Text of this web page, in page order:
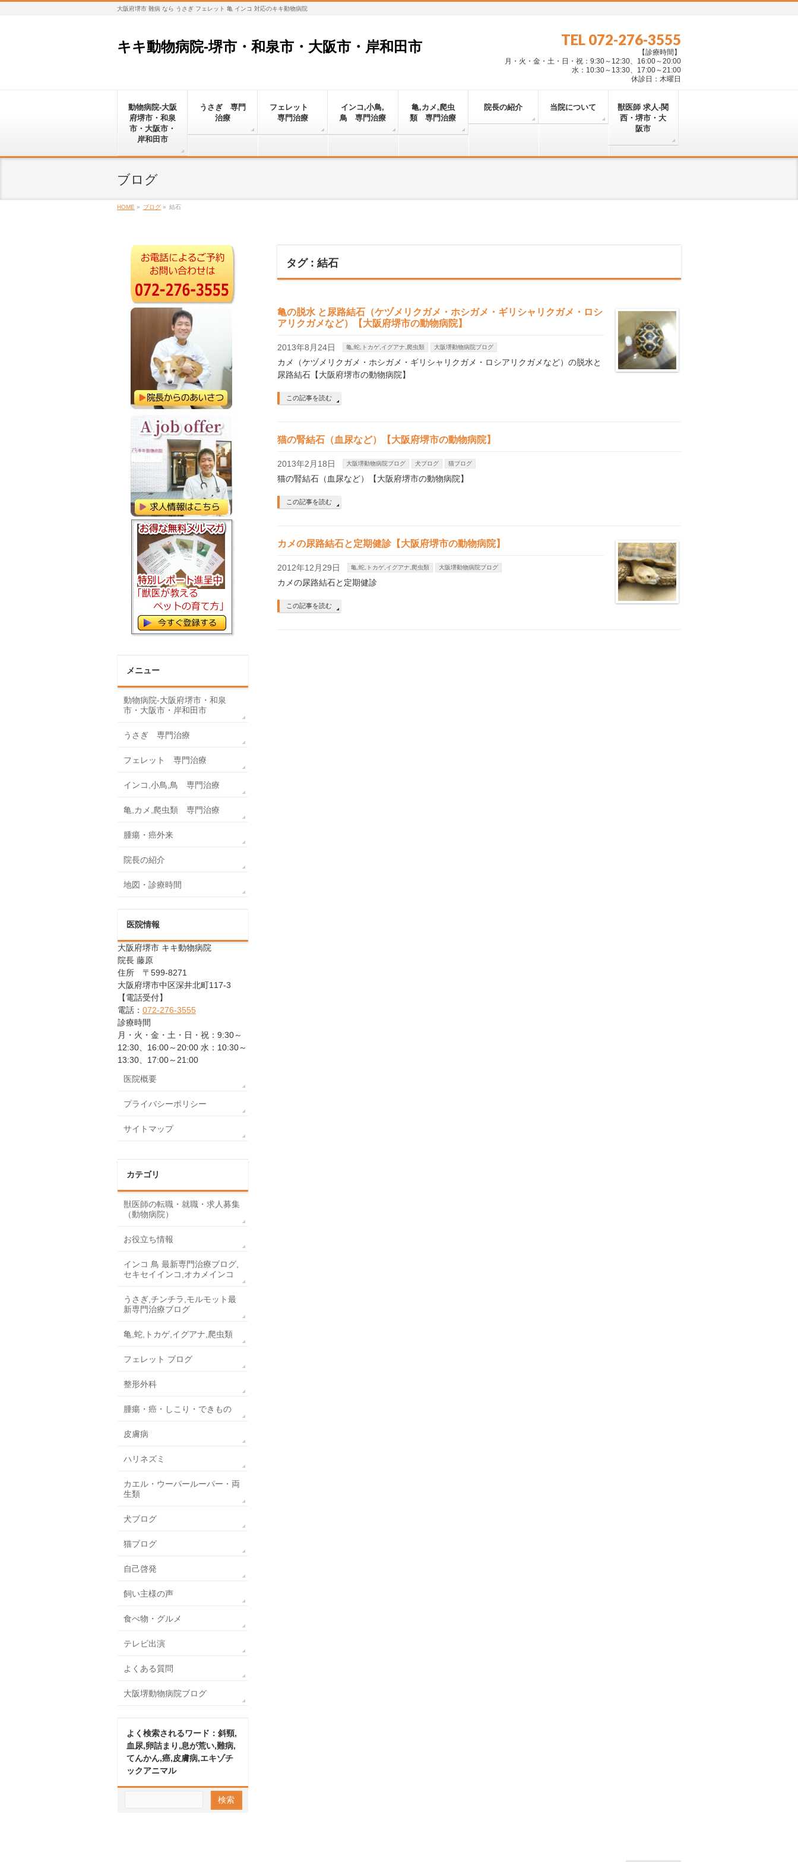
大阪府堺市 難病 なら うさぎ フェレット 亀 インコ 対応のキキ動物病院
キキ動物病院-堺市・和泉市・大阪市・岸和田市 TEL 072-276-3555
【診療時間】
月・火・金・土・日・祝：9:30～12:30、16:00～20:00
水：10:30～13:30、17:00～21:00
休診日：木曜日
動物病院-大阪
府堺市・和泉
市・大阪市・
岸和田市
うさぎ 専門
治療
フェレット
専門治療
インコ,小鳥,
鳥 専門治療
亀,カメ,爬虫
類 専門治療
院長の紹介 当院について
獣医師 求人-関
西・堺市・大
阪市
ブログ
HOME » ブログ » 結石
タグ : 結石
亀の脱水 と尿路結石（ケヅメリクガメ・ホシガメ・ギリシャリクガメ・ロシ
アリクガメなど）【大阪府堺市の動物病院】
2013年8月24日 亀,蛇,トカゲ,イグアナ,爬虫類 大阪堺動物病院ブログ
カメ（ケヅメリクガメ・ホシガメ・ギリシャリクガメ・ロシアリクガメなど）の脱水と
尿路結石【大阪府堺市の動物病院】
この記事を読む
猫の腎結石（血尿など）【大阪府堺市の動物病院】
2013年2月18日 大阪堺動物病院ブログ 犬ブログ 猫ブログ
猫の腎結石（血尿など）【大阪府堺市の動物病院】
この記事を読む
カメの尿路結石と定期健診【大阪府堺市の動物病院】
2012年12月29日 亀,蛇,トカゲ,イグアナ,爬虫類 大阪堺動物病院ブログ
カメの尿路結石と定期健診
この記事を読む
メニュー
動物病院-大阪府堺市・和泉
市・大阪市・岸和田市
うさぎ 専門治療
フェレット 専門治療
インコ,小鳥,鳥 専門治療
亀,カメ,爬虫類 専門治療
腫瘍・癌外来
院長の紹介
地図・診療時間
医院情報
大阪府堺市 キキ動物病院
院長 藤原
住所 〒599-8271
大阪府堺市中区深井北町117-3
【電話受付】
電話： 072-276-3555
診療時間
月・火・金・土・日・祝：9:30～
12:30、16:00～20:00 水：10:30～
13:30、17:00～21:00
医院概要
プライバシーポリシー
サイトマップ
カテゴリ
獣医師の転職・就職・求人募集
（動物病院）
お役立ち情報
インコ 鳥 最新専門治療ブログ,
セキセイインコ,オカメインコ
うさぎ,チンチラ,モルモット最
新専門治療ブログ
亀,蛇,トカゲ,イグアナ,爬虫類
フェレット ブログ
整形外科
腫瘍・癌・しこり・できもの
皮膚病
ハリネズミ
カエル・ウーパールーパー・両
生類
犬ブログ
猫ブログ
自己啓発
飼い主様の声
食べ物・グルメ
テレビ出演
よくある質問
大阪堺動物病院ブログ
よく検索されるワード：斜頸,
血尿,卵詰まり,息が荒い,難病,
てんかん,癌,皮膚病,エキゾチ
ックアニマル